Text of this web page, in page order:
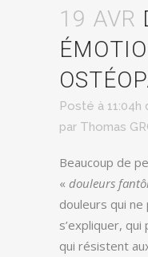
19 AVR
Posté à 11:04h
par Thomas
Beaucoup de
« douleurs
douleurs qui
s’expliquer,
qui résistent